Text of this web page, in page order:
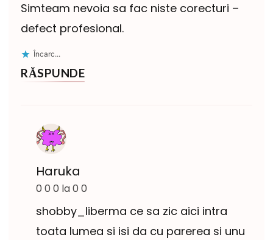
Simteam nevoia sa fac niste corecturi –
defect profesional.
Încarc...
RĂSPUNDE
Haruka
0 0 0 la 0 0
shobby_liberma ce sa zic aici intra
toata lumea si isi da cu parerea si unu